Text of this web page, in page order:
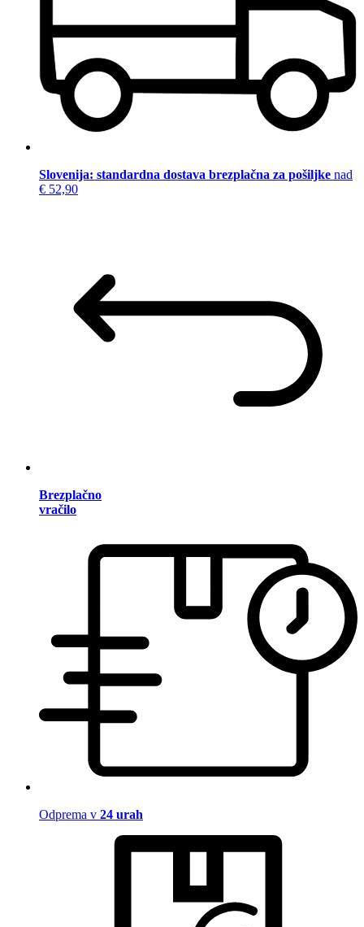
Slovenija: standardna dostava brezplačna za pošiljke nad
€ 52,90
Brezplačno
vračilo
Odprema v 24 urah